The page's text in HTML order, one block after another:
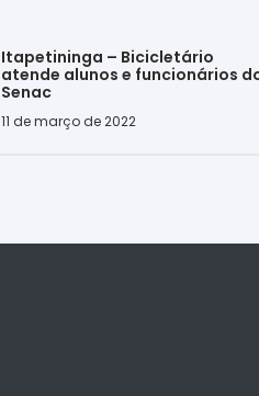
Itapetininga – Bicicletário
atende alunos e funcionários
Senac
11 de março de 2022